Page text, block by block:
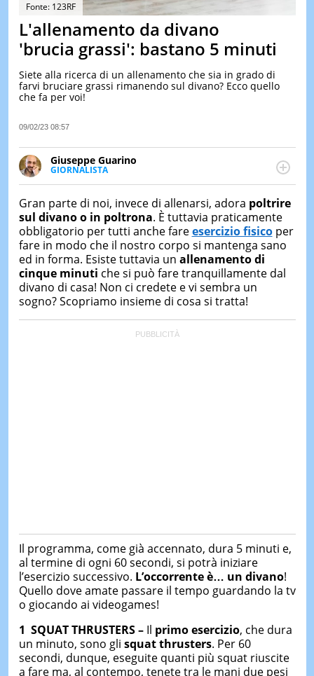
LE
DI
IERI
Fonte: 123RF
L'allenamento da divano
'brucia grassi': bastano 5 minuti
Siete alla ricerca di un allenamento che sia in grado di
farvi bruciare grassi rimanendo sul divano? Ecco quello
che fa per voi!
09/02/23 08:57
Giuseppe Guarino
GIORNALISTA
Ph(D) in Diritto Comparato e processi di
particolare sulla Storia contemporanea di America
Latina e Spagna. Collabora con numerose testate ed
è presidente dell'Associazione Culturale "La
Biblioteca del Sannio".
Gran parte di noi, invece di allenarsi, adora poltrire
sul divano o in poltrona. È tuttavia praticamente
obbligatorio per tutti anche fareesercizio fisicoper
fare in modo che il nostro corpo si mantenga sano
ed in forma. Esiste tuttavia un allenamento di
cinque minuti che si può fare tranquillamente dal
divano di casa! Non ci credete e vi sembra un
sogno? Scopriamo insieme di cosa si tratta!
Il programma, come già accennato, dura 5 minuti e,
al termine di ogni 60 secondi, si potrà iniziare
l’esercizio successivo. L’occorrente è… un divano!
Quello dove amate passare il tempo guardando la tv
o giocando ai videogames!
1 SQUAT THRUSTERS –Il primo esercizio, che dura
un minuto, sono gli squat thrusters. Per 60
secondi, dunque, eseguite quanti più squat riuscite
a fare ma, al contempo, tenete tra le mani due pesi